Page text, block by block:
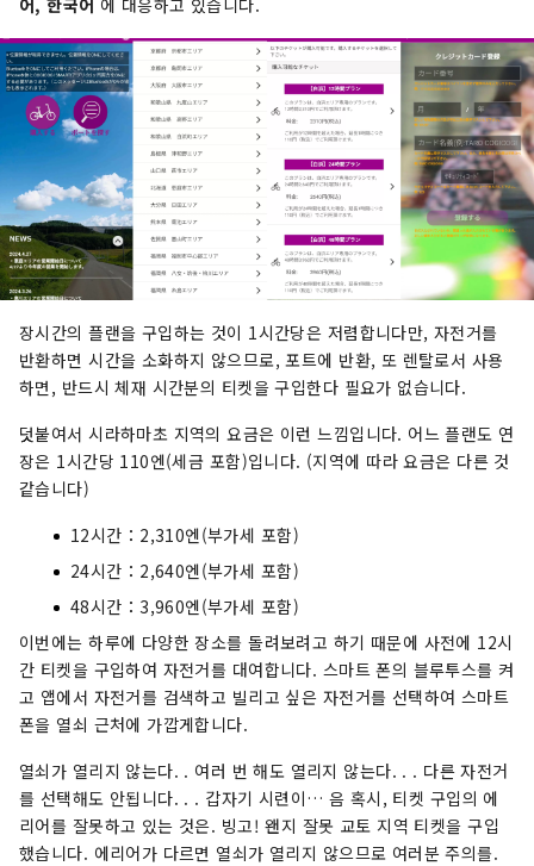
장시간의 플랜을 구입하는 것이 1시간당은 저렴합니다만, 자전거를
반환하면 시간을 소화하지 않으므로, 포트에 반환, 또 렌탈로서 사용
하면, 반드시 체재 시간분의 티켓을 구입한다 필요가 없습니다.
덧붙여서 시라하마초 지역의 요금은 이런 느낌입니다. 어느 플랜도 연
장은 1시간당 110엔(세금 포함)입니다. (지역에 따라 요금은 다른 것
같습니다)
12시간：2,310엔(부가세 포함)
24시간：2,640엔(부가세 포함)
48시간：3,960엔(부가세 포함)
이번에는 하루에 다양한 장소를 돌려보려고 하기 때문에 사전에 12시
간 티켓을 구입하여 자전거를 대여합니다. 스마트 폰의 블루투스를 켜
고 앱에서 자전거를 검색하고 빌리고 싶은 자전거를 선택하여 스마트
폰을 열쇠 근처에 가깝게합니다.
열쇠가 열리지 않는다. . 여러 번 해도 열리지 않는다. . . 다른 자전거
를 선택해도 안됩니다. . . 갑자기 시련이… 음 혹시, 티켓 구입의 에
리어를 잘못하고 있는 것은. 빙고! 왠지 잘못 교토 지역 티켓을 구입
했습니다. 에리어가 다르면 열쇠가 열리지 않으므로 여러분 주의를.